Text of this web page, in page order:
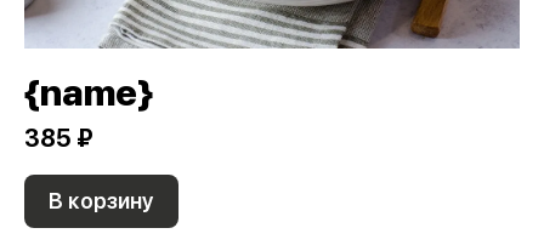
{name}
385 ₽
В корзину